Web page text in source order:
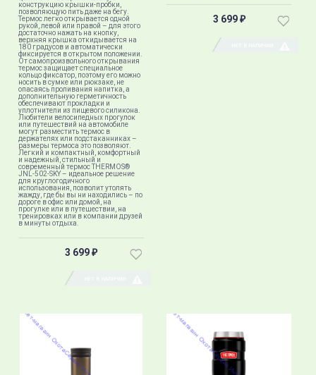
конструкцию крышки-пробки,
позволяющую пить даже на бегу.
Термос легко открывается одной
рукой, левой или правой – для этого
достаточно нажать на кнопку,
верхняя крышка откидывается на
180 градусов и автоматически
фиксируется в открытом положении.
От самопроизвольного открывания
термос защищает специальное
кольцо фиксатор, поэтому его можно
носить в сумке или рюкзаке, не
опасаясь проливания напитка, а
дополнительную герметичность
обеспечивают прокладки и
уплотнители из пищевого силикона.
Любители велосипедных прогулок
или путешествий на автомобиле
могут разместить термос в
держателях или подстаканниках –
размеры термоса это позволяют.
Легкий и компактный, комфортный
и надежный, стильный и
современный термос THERMOS®
JNL-502-SKY – идеальное решение
для круглогодичного
использования, позволит утолять
жажду, где бы вы ни находились – по
дороге в офис или домой, на
прогулке или в путешествии, на
тренировках или в компании друзей
в минуты отдыха.
3 699 ₽
3 699 ₽